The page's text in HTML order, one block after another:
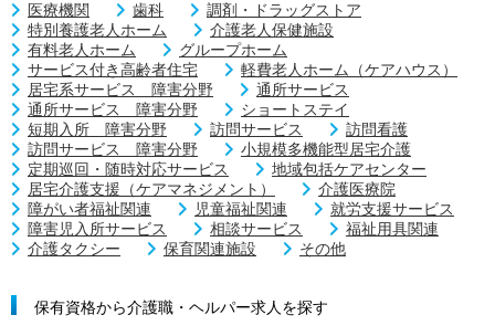
医療機関 歯科
調剤・ドラッグストア
特別養護老人ホーム
介護老人保健施設
有料老人ホーム
グループホーム
サービス付き高齢者住宅
軽費老人ホーム（ケアハウス）
居宅系サービス 障害分野
通所サービス
通所サービス 障害分野
ショートステイ
短期入所 障害分野
訪問サービス
訪問看護
訪問サービス 障害分野
小規模多機能型居宅介護
定期巡回・随時対応サービス
地域包括ケアセンター
居宅介護支援（ケアマネジメント）
介護医療院
障がい者福祉関連
児童福祉関連
就労支援サービス
障害児入所サービス
相談サービス
福祉用具関連
介護タクシー
保育関連施設 その他
保有資格から介護職・ヘルパー求人を探す